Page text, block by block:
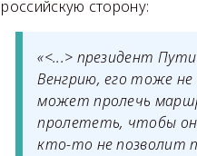
российскую сторону:
«<...> президент
Венгрию, его тоже
может пролечь
пролететь, чтобы
кто-то не позволит